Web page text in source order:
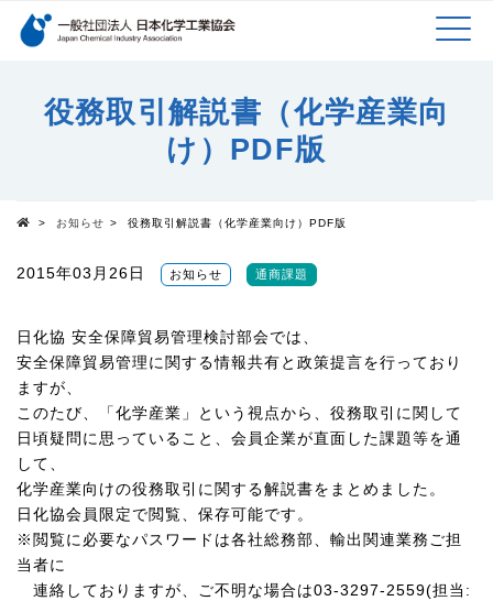
検索キーワード
役務取引解説書（化学産業向
け）PDF版
> お知らせ > 役務取引解説書（化学産業向け）PDF版
2015年03月26日 お知らせ 通商課題
日化協 安全保障貿易管理検討部会では、
安全保障貿易管理に関する情報共有と政策提言を行っており
ますが、
このたび、「化学産業」という視点から、役務取引に関して
日頃疑問に思っていること、会員企業が直面した課題等を通
して、
化学産業向けの役務取引に関する解説書をまとめました。
日化協会員限定で閲覧、保存可能です。
※閲覧に必要なパスワードは各社総務部、輸出関連業務ご担
当者に
連絡しておりますが、ご不明な場合は03-3297-2559(担当: